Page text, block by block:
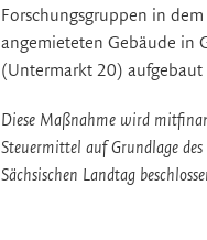
Forschungsgruppen in dem
angemieteten Gebäude in
(Untermarkt 20) aufgebaut
Diese Maßnahme wird
Steuermittel auf Grundlage des
Sächsischen Landtag